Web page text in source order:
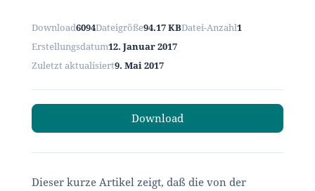
Download6094Dateigröße94.17 KBDatei-Anzahl1
Erstellungsdatum12. Januar 2017
Zuletzt aktualisiert9. Mai 2017
Download
Dieser kurze Artikel zeigt, daß die von der